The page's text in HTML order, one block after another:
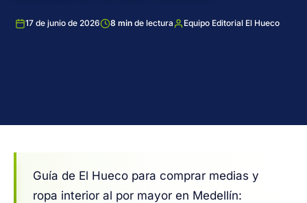
17 de junio de 2026 8 min de lectura Equipo Editorial El Hueco
Guía de El Hueco para comprar medias y
ropa interior al por mayor en Medellín: